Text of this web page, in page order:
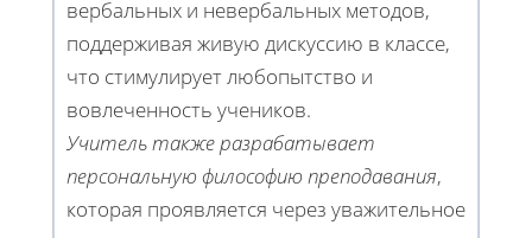
вербальных и невербальных методов,
поддерживая живую дискуссию в классе,
что стимулирует любопытство и
вовлеченность учеников.
Учитель также разрабатывает
персональную философию преподавания,
которая проявляется через уважительное